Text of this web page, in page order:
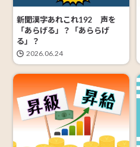
新聞漢字あれこれ192 声を
「あらげる」？「あららげ
る」？
2026.06.24